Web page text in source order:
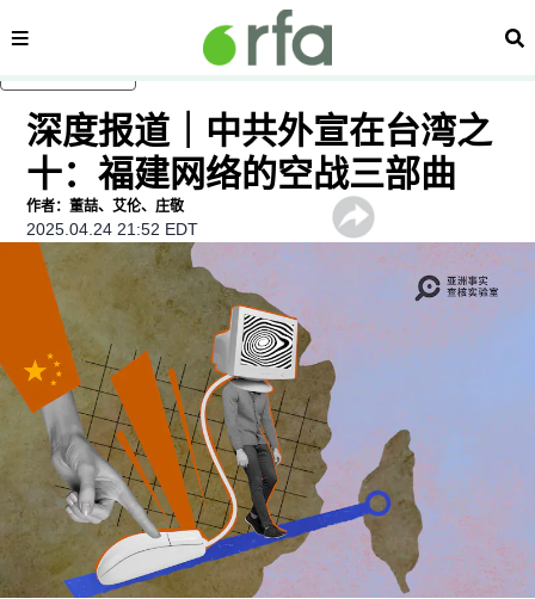
内容分类 搜
深度报道｜中共外宣在台湾之
十：福建网络的空战三部曲
作者：董喆、艾伦、庄敬
2025.04.24 21:52 EDT